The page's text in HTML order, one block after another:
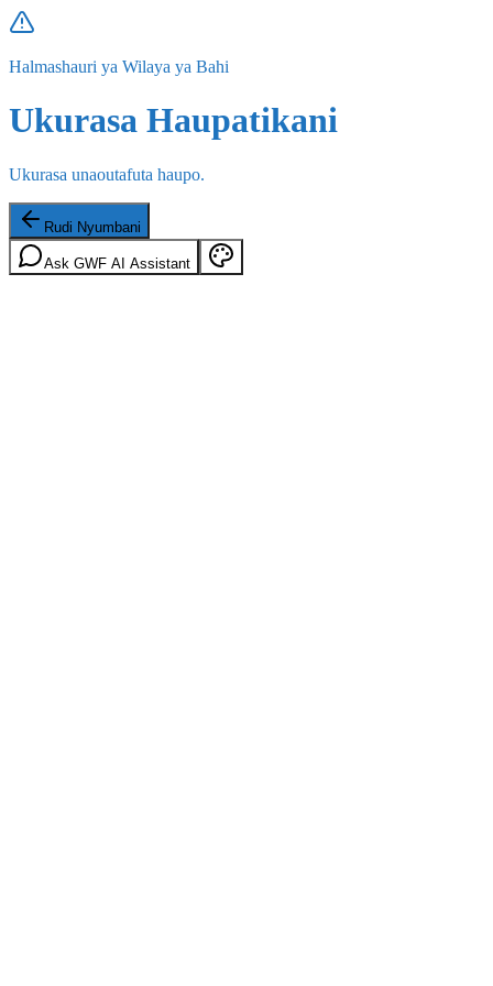
Halmashauri ya Wilaya ya Bahi
Ukurasa Haupatikani
Ukurasa unaoutafuta haupo.
Rudi Nyumbani
Ask GWF AI Assistant